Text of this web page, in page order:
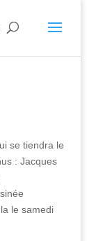
se tiendra le
: Jacques
le samedi